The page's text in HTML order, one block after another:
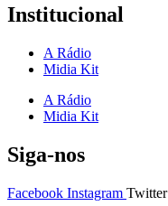
Institucional
A Rádio
Midia Kit
A Rádio
Midia Kit
Siga-nos
Facebook Instagram Twitter